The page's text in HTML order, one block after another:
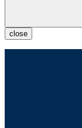
close